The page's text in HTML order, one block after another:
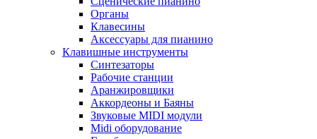
Органы
Клавесины
Аксессуары для пианино
Клавишные инструменты
Синтезаторы
Рабочие станции
Аранжировщики
Аккордеоны и Баяны
Звуковые MIDI модули
Midi оборудование